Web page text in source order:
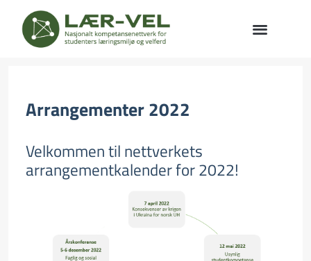
Arrangementer 2022
Velkommen til nettverkets
arrangementkalender for 2022!